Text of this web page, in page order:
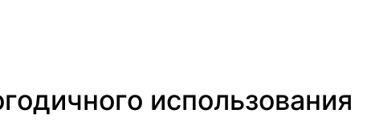
использования